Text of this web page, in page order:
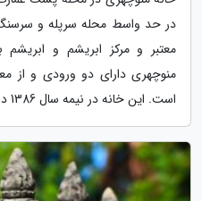
در حد واسط محله سرپله و سرسنگ
معتبر و مرکز ابریشم و
منوچهری دارای دو ورودی و از
است. این خانه در نیمه سال 1386 در آستانه...